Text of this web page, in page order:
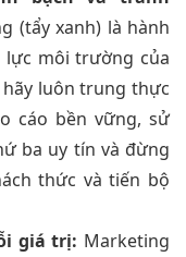
(tẩy xanh) là hành
lực môi trường của
luôn trung thực
cáo bền vững, sử
ba uy tín và đừng
thức và tiến bộ
giá trị: Marketing